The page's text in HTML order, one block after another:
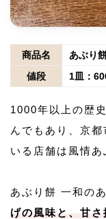
商品名
あぶり
値段
1皿：
1000年以上の歴
んでもあり、京
いる店舗は風情あ
あぶり餅 一和の
げの風味と、甘さ